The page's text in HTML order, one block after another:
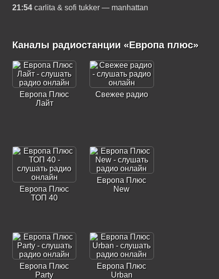
21:54 carlita & sofi tukker — manhattan
Каналы радиостанции «Европа плюс»
Европа Плюс
Лайт
Свежее радио
Европа Плюс
ТОП 40
Европа Плюс
New
Европа Плюс
Party
Европа Плюс
Urban